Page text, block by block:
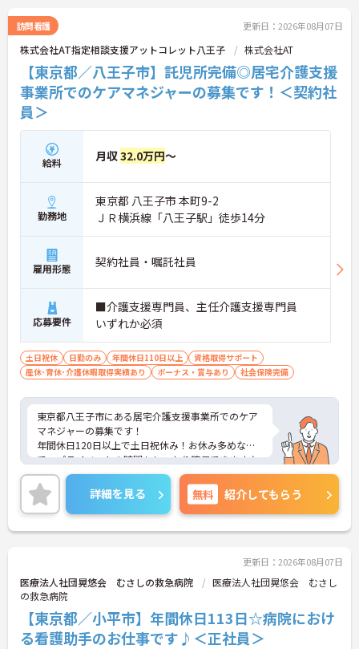
り稼いでしっかり休む、メリハリある働き方が可能
です。
＜意見を言い合えるフラットな関係＞ 気付きや提案
を遠慮なく共有できる、風通しの良い職場です。ご
利用者様の小さな変化を見逃さない「観察眼」を大
切にし、スタッフ同士も互いに配慮し合える温かい
関係性を築いています。
訪問看護 更新日：2026年08月07日
株式会社AT指定相談支援アットコレット八王子 株式会社AT
【東京都／八王子市】託児所完備◎居宅介護支援
事業所でのケアマネジャーの募集です！＜契約社
員＞
給料 月収32.0万円～
勤務地
東京都 八王子市 本町9-2
ＪＲ横浜線「八王子駅」徒歩14分
雇用形態 契約社員・嘱託社員
応募要件
■介護支援専門員、主任介護支援専門員
いずれか必須
土日祝休 日勤のみ 年間休日110日以上
資格取得サポート
産休･育休･介護休暇取得実績あり
ボーナス・賞与あり 社会保険完備
東京都八王子市にある居宅介護支援事業所でのケア
マネジャーの募集です！
年間休日120日以上で土日祝休み！お休み多めなの
で、プライベートの時間もしっかり確保できます♪
託児所が完備されておりますので、子育て中の方も
安心してご就業頂けます。
ご興味のある方には、面接対策ポイントなど、さら
に詳細をお話しいたしますのでお気軽にご相談くだ
さい！
詳細を見る 無料 紹介してもらう
更新日：2026年08月07日
医療法人社団晃悠会 むさしの救急病院
医療法人社団晃悠会 むさし
の救急病院
【東京都／小平市】年間休日113日☆病院におけ
る看護助手のお仕事です♪＜正社員＞